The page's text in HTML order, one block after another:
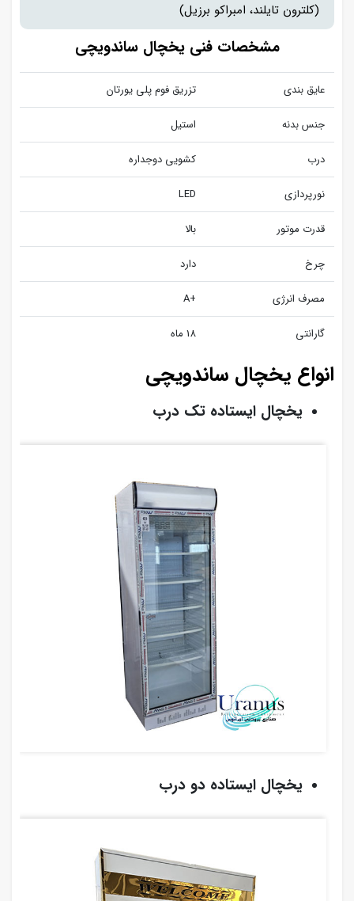
(کلترون تایلند، امبراکو برزیل)
مشخصات فنی یخچال ساندویچی
عایق بندی تزریق فوم پلی یورتان
جنس بدنه استیل
درب کشویی دوجداره
نورپردازی LED
قدرت موتور بالا
چرخ دارد
مصرف انرژی +A
گارانتی 18 ماه
انواع یخچال ساندویچی
یخچال ایستاده تک درب
یخچال ایستاده دو درب